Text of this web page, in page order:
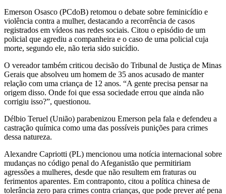
Emerson Osasco (PCdoB) retomou o debate sobre feminicídio e
violência contra a mulher, destacando a recorrência de casos
registrados em vídeos nas redes sociais. Citou o episódio de um
policial que agrediu a companheira e o caso de uma policial cuja
morte, segundo ele, não teria sido suicídio.
O vereador também criticou decisão do Tribunal de Justiça de Minas
Gerais que absolveu um homem de 35 anos acusado de manter
relação com uma criança de 12 anos. “A gente precisa pensar na
origem disso. Onde foi que essa sociedade errou que ainda não
corrigiu isso?”, questionou.
Délbio Teruel (União) parabenizou Emerson pela fala e defendeu a
castração química como uma das possíveis punições para crimes
dessa natureza.
Alexandre Capriotti (PL) mencionou uma notícia internacional sobre
mudanças no código penal do Afeganistão que permitiriam
agressões a mulheres, desde que não resultem em fraturas ou
ferimentos aparentes. Em contraponto, citou a política chinesa de
tolerância zero para crimes contra crianças, que pode prever até pena